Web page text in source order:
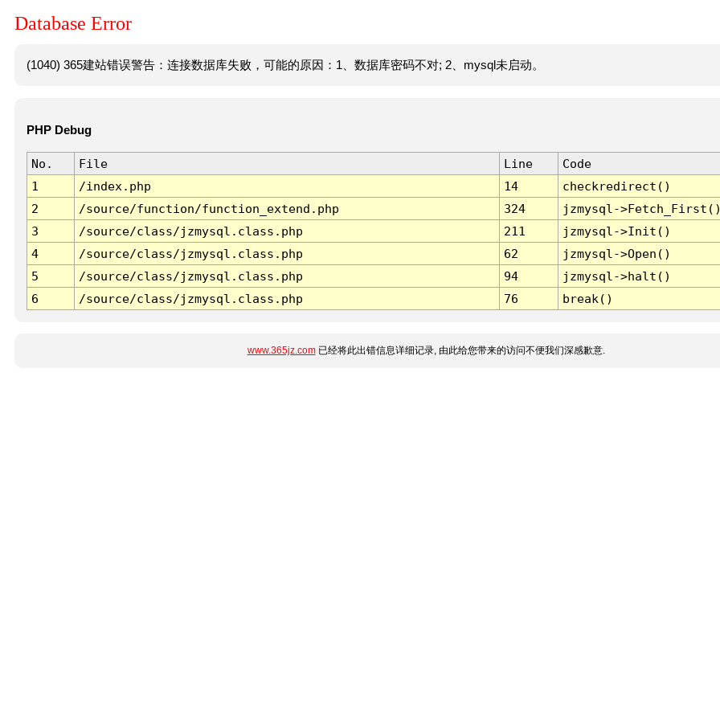
Database Error
(1040) 365建站错误警告：连接数据库失败，可能的原因：1、数据库密码不对; 2、mysql未启动。
PHP Debug
No. File Line
Code
1
/index.php 14
checkredirect()
2
/source/function/function_extend.php 324
jzmysql-
3
/source/class/jzmysql.class.php 211
jzmysql->Init()
4
/source/class/jzmysql.class.php 62
jzmysql->Open()
5
/source/class/jzmysql.class.php 94
jzmysql->halt()
6
/source/class/jzmysql.class.php 76 break()
www.365jz.com已经将此出错信息详细记录, 由此给您带来的访问不便我们深感歉意.